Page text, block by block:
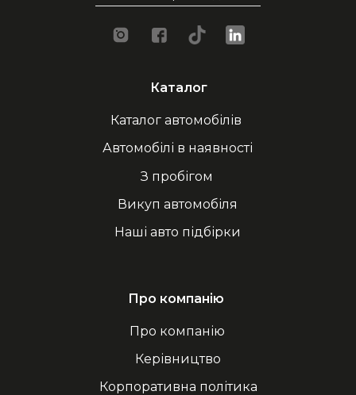
Каталог автомобілів
З пробігом
Автомобілі в наявності
Викуп автомобіля
Наші авто підбірки
Каталог
Про компанію
Корпоративна політика
Керівництво
Про компанію